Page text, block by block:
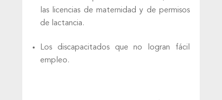
las licencias de maternidad y de permisos
de lactancia.
Los discapacitados que no logran fácil
empleo.